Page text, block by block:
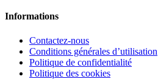
Informations
Contactez-nous
Conditions générales d’utilisation
Politique de confidentialité
Politique des cookies